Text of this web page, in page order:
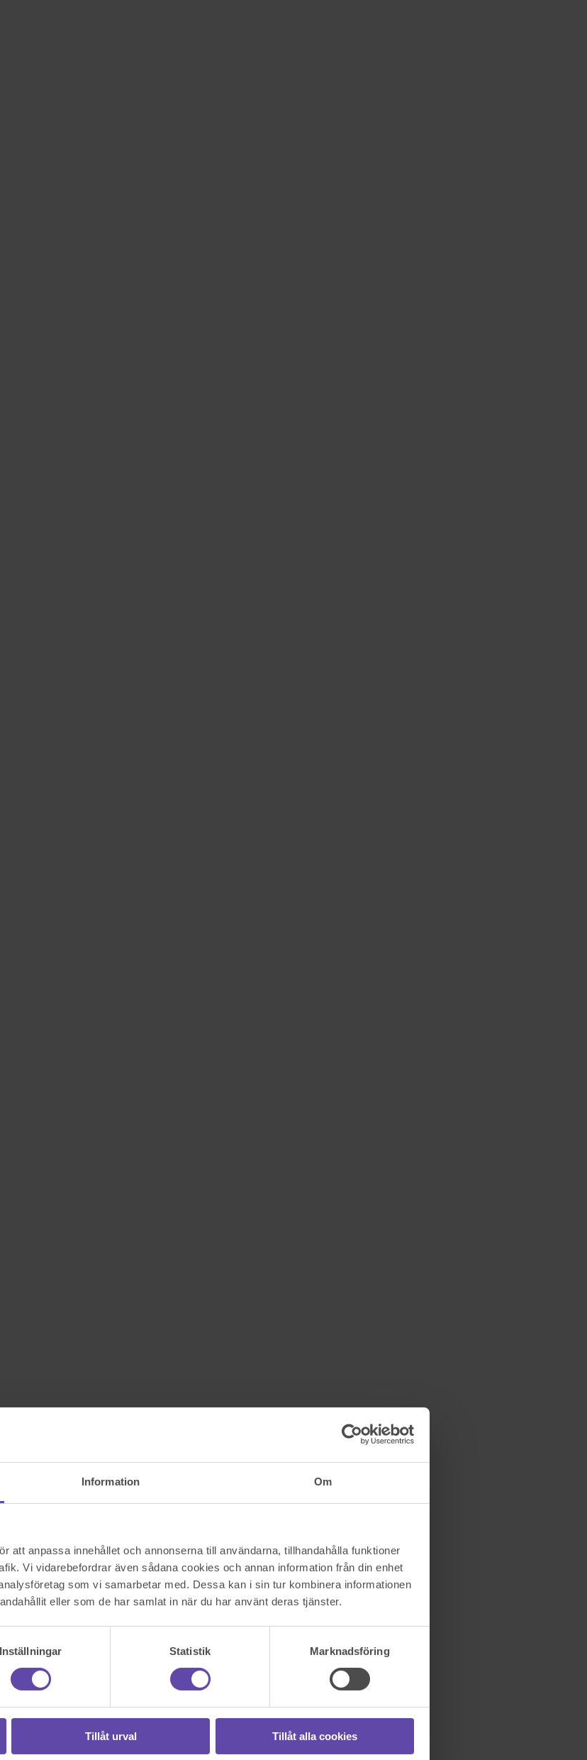
Information Om
att anpassa innehållet och annonserna till användarna, tillhandahålla funktioner
Vi vidarebefordrar även sådana cookies och annan information från din enhet
som vi samarbetar med. Dessa kan i sin tur kombinera informationen
eller som de har samlat in när du har använt deras tjänster.
Inställningar Statistik Marknadsföring
Tillåt urval Tillåt alla cookies